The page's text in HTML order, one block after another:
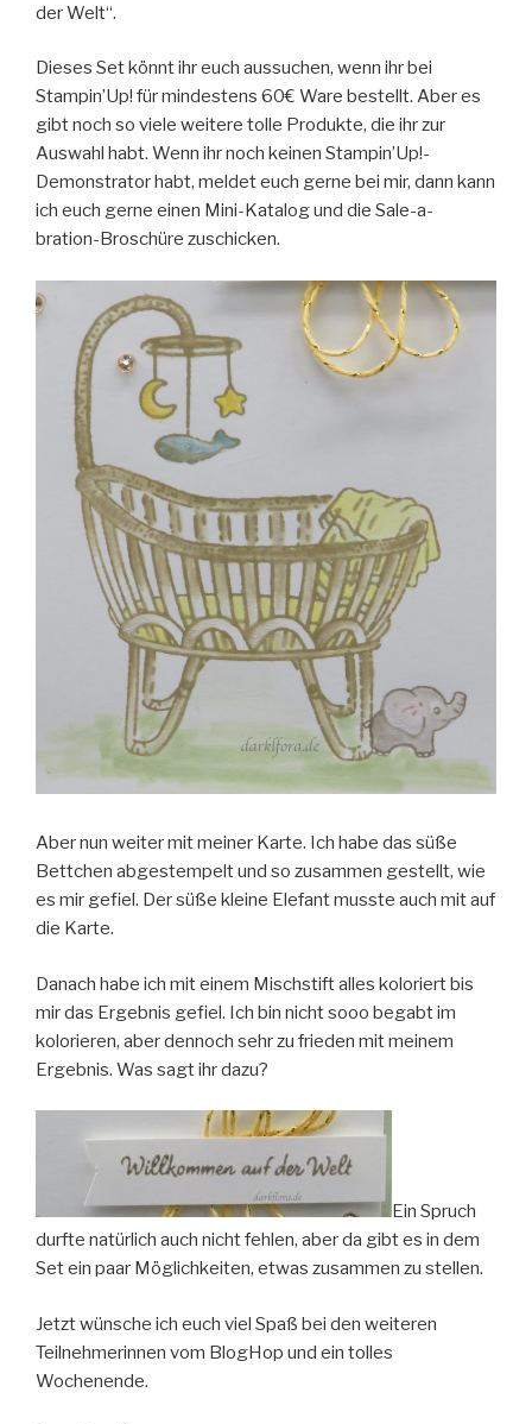
der Welt“.
Dieses Set könnt ihr euch aussuchen, wenn ihr bei
Stampin’Up! für mindestens 60€ Ware bestellt. Aber es
gibt noch so viele weitere tolle Produkte, die ihr zur
Auswahl habt. Wenn ihr noch keinen Stampin’Up!-
Demonstrator habt, meldet euch gerne bei mir, dann kann
ich euch gerne einen Mini-Katalog und die Sale-a-
bration-Broschüre zuschicken.
Aber nun weiter mit meiner Karte. Ich habe das süße
Bettchen abgestempelt und so zusammen gestellt, wie
es mir gefiel. Der süße kleine Elefant musste auch mit auf
die Karte.
Danach habe ich mit einem Mischstift alles koloriert bis
mir das Ergebnis gefiel. Ich bin nicht sooo begabt im
kolorieren, aber dennoch sehr zu frieden mit meinem
Ergebnis. Was sagt ihr dazu?
Ein Spruch
durfte natürlich auch nicht fehlen, aber da gibt es in dem
Set ein paar Möglichkeiten, etwas zusammen zu stellen.
Jetzt wünsche ich euch viel Spaß bei den weiteren
Teilnehmerinnen vom BlogHop und ein tolles
Wochenende.